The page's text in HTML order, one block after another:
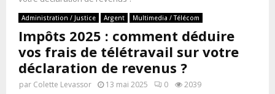
Administration / Justice Argent Multimedia / Télécom
Impôts 2025 : comment déduire
vos frais de télétravail sur votre
déclaration de revenus ?
par Colette Levassor 13 mai 2025 0 2039